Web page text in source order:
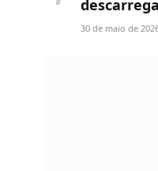
30 de maio de